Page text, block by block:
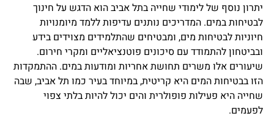
יתרון נוסף של לימודי שחייה בתל אביב הוא הדגש על חינוך
לבטיחות במים. המדריכים נותנים עדיפות ללמד מיומנויות
חיוניות לבטיחות מים, ומבטיחים שהתלמידים מצוידים בידע
ובביטחון להתמודד עם סיכונים פוטנציאליים ומקרי חירום.
שיעורים אלו משרים תחושת אחריות ומודעות במים. ההתמקדות
הזו בבטיחות המים היא קריטית, במיוחד בעיר כמו תל אביב, שבה
שחייה היא פעילות פופולרית והים יכול להיות בלתי צפוי
לפעמים.